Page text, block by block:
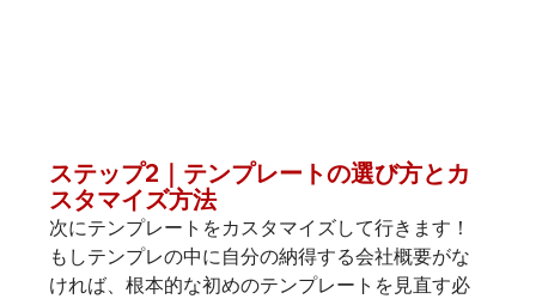
ステップ2｜テンプレートの選び方とカ
スタマイズ方法
次にテンプレートをカスタマイズして行きます！
もしテンプレの中に自分の納得する会社概要がな
ければ、根本的な初めのテンプレートを見直す必